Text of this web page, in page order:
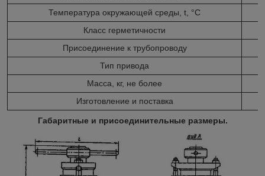
Температура окружающей среды, t, °С
Класс герметичности
Присоединение к трубопроводу
Тип привода
Масса, кг, не более
Изготовление и поставка
Габаритные и присоединительные размеры.